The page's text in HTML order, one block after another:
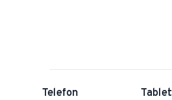
Telefon Tablet